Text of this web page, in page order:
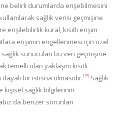
belirli durumlarda erişebilmesini
sağlık verisi geçmişine
erişilebilirlik kural, kısıtlı erişim
erişimin engellenmesi için özel
sunucuları bu veri geçmişine
olan yaklaşım kısıtlı
bir istisna olmasıdır.[18] Sağlık
kişisel sağlık bilgilerinin
da benzer sorunları